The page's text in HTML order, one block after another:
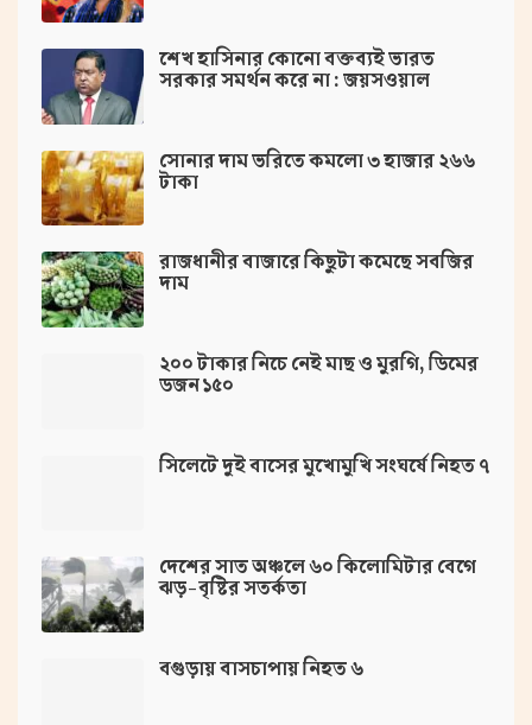
‌শেখ হাসিনার কোনো বক্তব্যই ভারত
সরকার সমর্থন করে না : জয়সওয়াল
সোনার দাম ভরিতে কমলো ৩ হাজার ২৬৬
টাকা
রাজধানীর বাজারে কিছুটা কমেছে সবজির
দাম
২০০ টাকার নিচে নেই মাছ ও মুরগি, ডিমের
ডজন ১৫০
সিলেটে দুই বাসের মুখোমুখি সংঘর্ষে নিহত ৭
দেশের সাত অঞ্চলে ৬০ কিলোমিটার বেগে
ঝড়-বৃষ্টির সতর্কতা
বগুড়ায় বাসচাপায় নিহত ৬